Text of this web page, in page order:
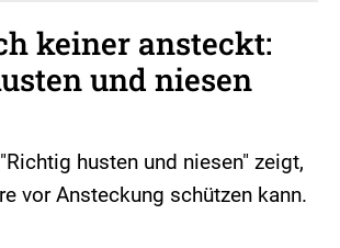
keiner ansteckt:
und niesen
husten und niesen" zeigt,
vor Ansteckung schützen kann.